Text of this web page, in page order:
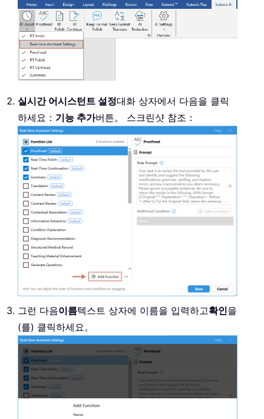
실시간 어시스턴트 설정대화 상자에서 다음을 클릭
하세요： 기능 추가버튼。 스크린샷 참조：
그런 다음이름텍스트 상자에 이름을 입력하고확인을
(를) 클릭하세요。